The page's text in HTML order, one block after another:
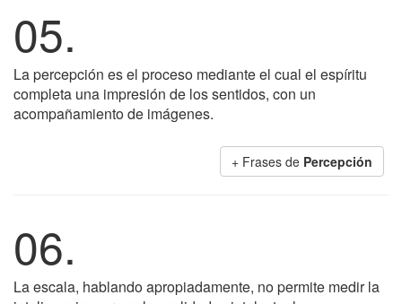
05.
La percepción es el proceso mediante el cual el espíritu
completa una impresión de los sentidos, con un
acompañamiento de imágenes.
+ Frases de Percepción
06.
La escala, hablando apropiadamente, no permite medir la